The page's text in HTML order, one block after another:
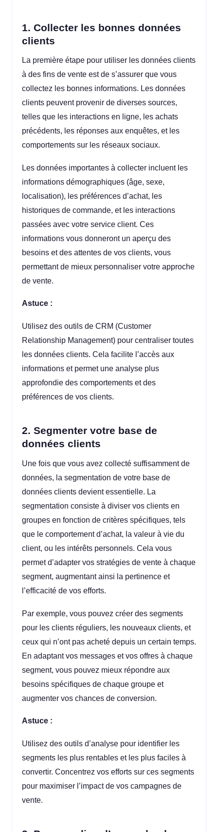
1. Collecter les bonnes données
clients
La première étape pour utiliser les données clients
à des fins de vente est de s’assurer que vous
collectez les bonnes informations. Les données
clients peuvent provenir de diverses sources,
telles que les interactions en ligne, les achats
précédents, les réponses aux enquêtes, et les
comportements sur les réseaux sociaux.
Les données importantes à collecter incluent les
informations démographiques (âge, sexe,
localisation), les préférences d’achat, les
historiques de commande, et les interactions
passées avec votre service client. Ces
informations vous donneront un aperçu des
besoins et des attentes de vos clients, vous
permettant de mieux personnaliser votre approche
de vente.
Astuce :
Utilisez des outils de CRM (Customer
Relationship Management) pour centraliser toutes
les données clients. Cela facilite l’accès aux
informations et permet une analyse plus
approfondie des comportements et des
préférences de vos clients.
2. Segmenter votre base de
données clients
Une fois que vous avez collecté suffisamment de
données, la segmentation de votre base de
données clients devient essentielle. La
segmentation consiste à diviser vos clients en
groupes en fonction de critères spécifiques, tels
que le comportement d’achat, la valeur à vie du
client, ou les intérêts personnels. Cela vous
permet d’adapter vos stratégies de vente à chaque
segment, augmentant ainsi la pertinence et
l’efficacité de vos efforts.
Par exemple, vous pouvez créer des segments
pour les clients réguliers, les nouveaux clients, et
ceux qui n’ont pas acheté depuis un certain temps.
En adaptant vos messages et vos offres à chaque
segment, vous pouvez mieux répondre aux
besoins spécifiques de chaque groupe et
augmenter vos chances de conversion.
Astuce :
Utilisez des outils d’analyse pour identifier les
segments les plus rentables et les plus faciles à
convertir. Concentrez vos efforts sur ces segments
pour maximiser l’impact de vos campagnes de
vente.